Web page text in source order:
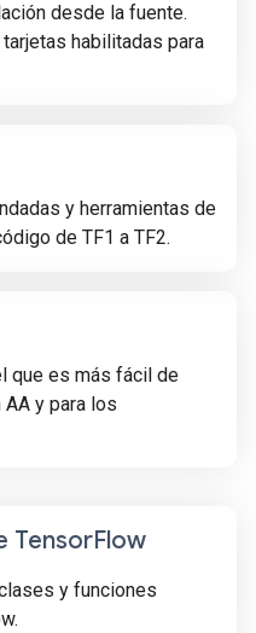
desde la fuente.
habilitadas para
y herramientas de
de TF1 a TF2.
que es más fácil de
y para los
TensorFlow
y funciones